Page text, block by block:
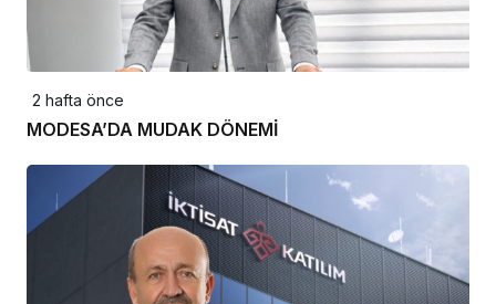
2 hafta önce
MODESA’DA MUDAK DÖNEMİ